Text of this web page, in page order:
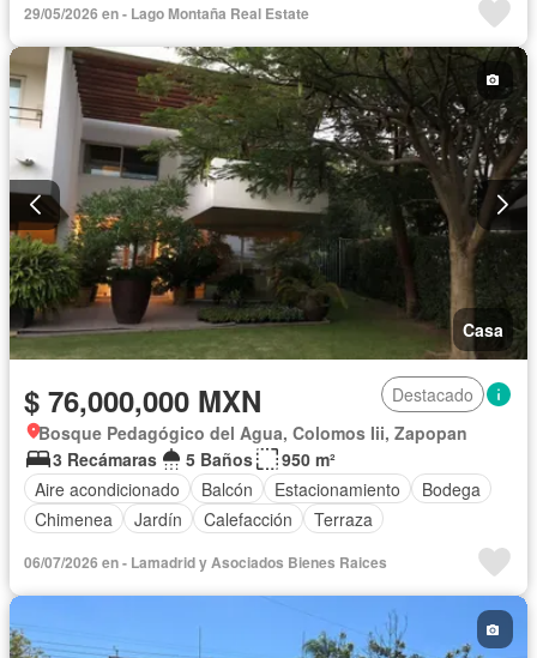
29/05/2026 en - Lago Montaña Real Estate
Casa
$ 76,000,000 MXN
Destacado
Bosque Pedagógico del Agua, Colomos Iii, Zapopan
3 Recámaras
5 Baños
950 m²
Aire acondicionado
Balcón Estacionamiento
Bodega
Chimenea
Jardín Calefacción Terraza
06/07/2026 en - Lamadrid y Asociados Bienes Raices